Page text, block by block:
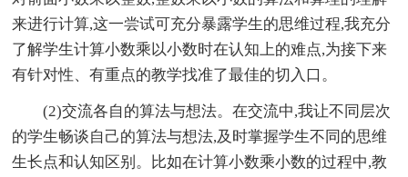
来进行计算,这一尝试可充分暴露学生的思维过程,我充分
了解学生计算小数乘以小数时在认知上的难点,为接下来
有针对性、有重点的教学找准了最佳的切入口。
(2)交流各自的算法与想法。在交流中,我让不同层次
的学生畅谈自己的算法与想法,及时掌握学生不同的思维
生长点和认知区别。比如在计算小数乘小数的过程中,教